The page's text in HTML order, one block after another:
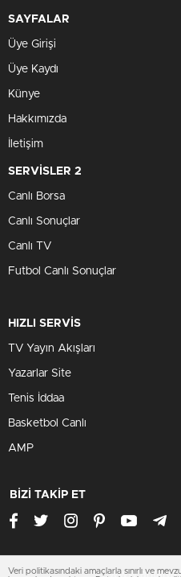
SAYFALAR
Üye Girişi
Üye Kaydı
Künye
Hakkımızda
İletişim
SERVİSLER 2
Canlı Borsa
Canlı Sonuçlar
Canlı TV
Futbol Canlı Sonuçlar
HIZLI SERVİS
TV Yayın Akışları
Yazarlar Site
Tenis İddaa
Basketbol Canlı
AMP
BİZİ TAKİP ET
Veri politikasındaki amaçlarla sınırlı ve